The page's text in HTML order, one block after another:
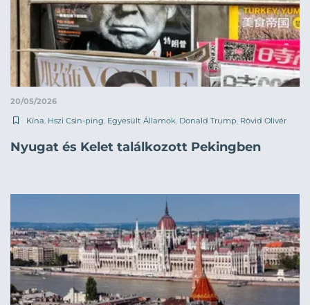
20/05/2026
Kína, Hszi Csin-ping, Egyesült Államok, Donald Trump, Rövid Olivér
Nyugat és Kelet találkozott Pekingben